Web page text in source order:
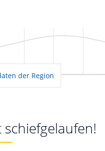
der Region